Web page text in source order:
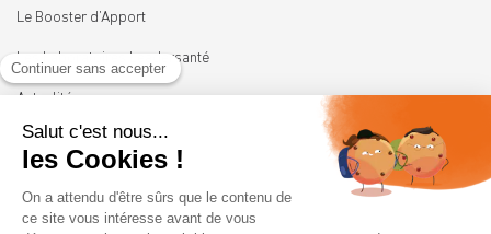
Le Booster d’Apport
Les Laboratoires Leadersanté
Actualités
Nous rejoindre
92100 BOULOGNE-BILLANCOURT